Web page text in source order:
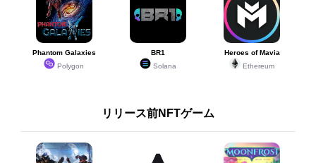
Phantom Galaxies
Polygon
BR1
Solana
Heroes of Mavia
Ethereum
リリース前NFTゲーム